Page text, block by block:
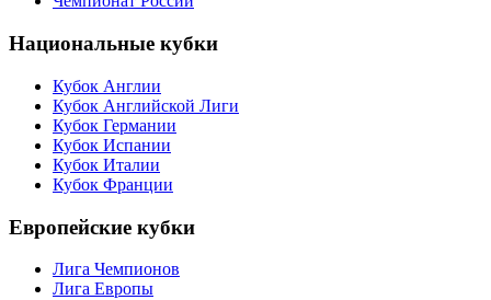
Национальные кубки
Кубок Англии
Кубок Английской Лиги
Кубок Германии
Кубок Испании
Кубок Италии
Кубок Франции
Европейские кубки
Лига Чемпионов
Лига Европы